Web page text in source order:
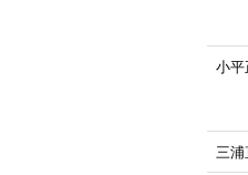
小
三